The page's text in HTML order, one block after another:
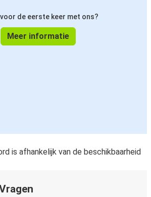
voor de eerste keer met ons?
Meer informatie
is afhankelijk van de beschikbaarheid